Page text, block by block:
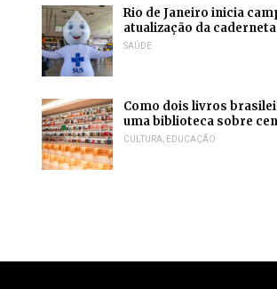
Rio de Janeiro inicia
atualização da
SAÚDE
Como dois livros
uma biblioteca sobre
CULTURA, EDUCAÇÃO